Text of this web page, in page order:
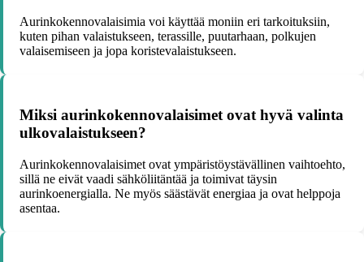
Aurinkokennovalaisimia voi käyttää moniin eri tarkoituksiin,
kuten pihan valaistukseen, terassille, puutarhaan, polkujen
valaisemiseen ja jopa koristevalaistukseen.
Miksi aurinkokennovalaisimet ovat hyvä valinta
ulkovalaistukseen?
Aurinkokennovalaisimet ovat ympäristöystävällinen vaihtoehto,
sillä ne eivät vaadi sähköliitäntää ja toimivat täysin
aurinkoenergialla. Ne myös säästävät energiaa ja ovat helppoja
asentaa.